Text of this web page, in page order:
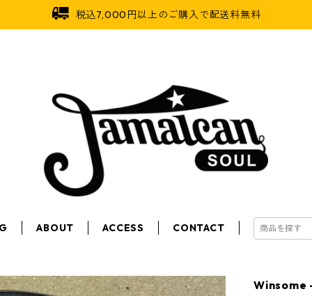
税込7,000円以上のご購入で配送料無料
ABOUT ACCESS CONTACT
Winsome